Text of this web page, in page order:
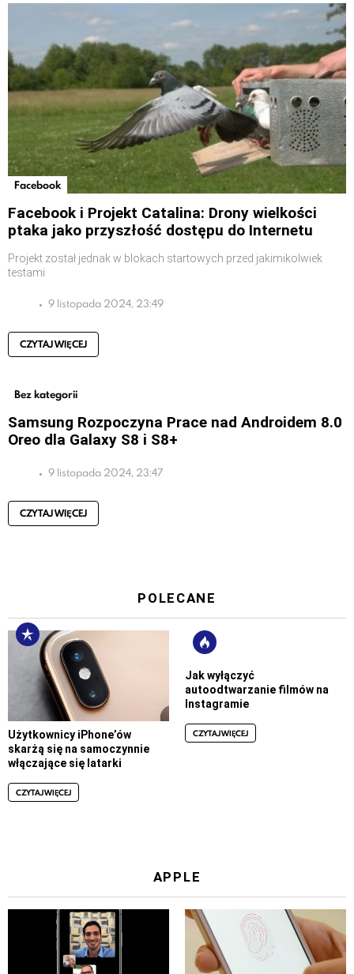
Facebook
Facebook i Projekt Catalina: Drony wielkości
ptaka jako przyszłość dostępu do Internetu
Projekt został jednak w blokach startowych przed jakimikolwiek
testami
9 listopada 2024, 23:49
CZYTAJ WIĘCEJ
Bez kategorii
Samsung Rozpoczyna Prace nad Androidem 8.0
Oreo dla Galaxy S8 i S8+
9 listopada 2024, 23:47
CZYTAJ WIĘCEJ
POLECANE
Użytkownicy iPhone’ów
skarżą się na samoczynnie
włączające się latarki
CZYTAJ WIĘCEJ
Jak wyłączyć
autoodtwarzanie filmów na
Instagramie
CZYTAJ WIĘCEJ
APPLE